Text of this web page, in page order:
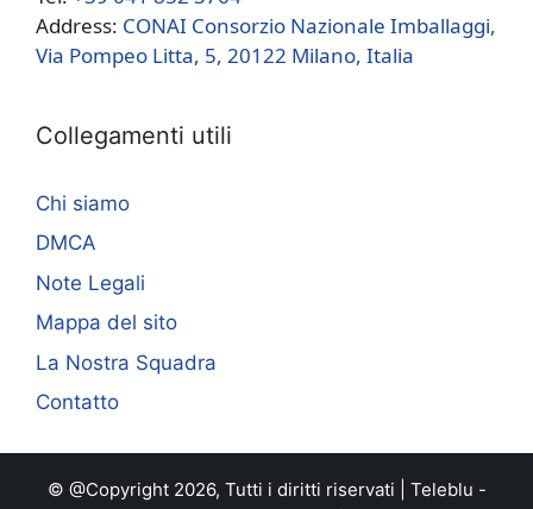
Address: CONAI Consorzio Nazionale Imballaggi,
Via Pompeo Litta, 5, 20122 Milano, Italia
Collegamenti utili
Chi siamo
DMCA
Note Legali
Mappa del sito
La Nostra Squadra
Contatto
© @Copyright 2026, Tutti i diritti riservati | Teleblu -